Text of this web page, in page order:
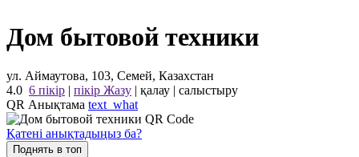
Дом бытовой техники
ул. Аймаутова, 103, Семей, Казахстан
4.0 6 пікір | пікір Жазу | қалау | салыстыру
QR Анықтама text_what
Қатені анықтадыңыз ба?
Поднять в топ